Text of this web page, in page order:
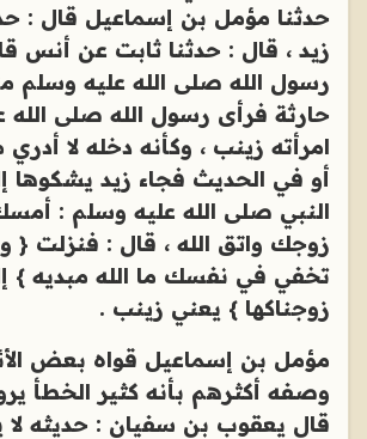
حدثنا مؤمل بن إسماعيل قال :
زيد ، قال : حدثنا ثابت عن أنس
رسول الله صلى الله عليه وسلم
حارثة فرأى رسول الله صلى الله
امرأته زينب ، وكأنه دخله لا
أو في الحديث فجاء زيد يشكوها
النبي صلى الله عليه وسلم :
زوجك واتق الله ، قال : فنزلت {
تخفي في نفسك ما الله مبديه }
زوجناكها } يعني زينب .
مؤمل بن إسماعيل قواه بعض
وصفه أكثرهم بأنه كثير الخطأ
قال يعقوب بن سفيان : حديثه